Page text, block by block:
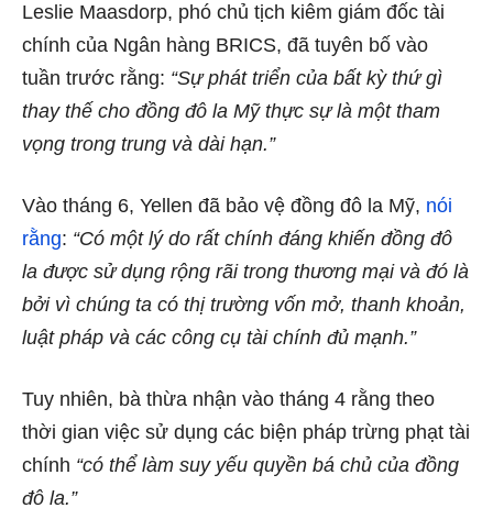
Leslie Maasdorp, phó chủ tịch kiêm giám đốc tài
chính của Ngân hàng BRICS, đã tuyên bố vào
tuần trước rằng: “Sự phát triển của bất kỳ thứ gì
thay thế cho đồng đô la Mỹ thực sự là một tham
vọng trong trung và dài hạn.”
Vào tháng 6, Yellen đã bảo vệ đồng đô la Mỹ, nói
rằng: “Có một lý do rất chính đáng khiến đồng đô
la được sử dụng rộng rãi trong thương mại và đó là
bởi vì chúng ta có thị trường vốn mở, thanh khoản,
luật pháp và các công cụ tài chính đủ mạnh.”
Tuy nhiên, bà thừa nhận vào tháng 4 rằng theo
thời gian việc sử dụng các biện pháp trừng phạt tài
chính “có thể làm suy yếu quyền bá chủ của đồng
đô la.”